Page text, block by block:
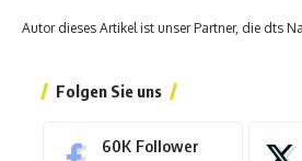
Autor dieses Artikel ist unser Partner, die dts
Folgen Sie uns
60K Follower